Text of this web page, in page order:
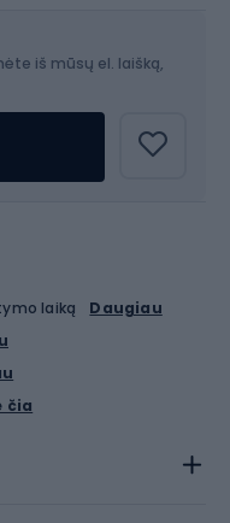
iš mūsų el. laišką,
laiką
Daugiau
čia